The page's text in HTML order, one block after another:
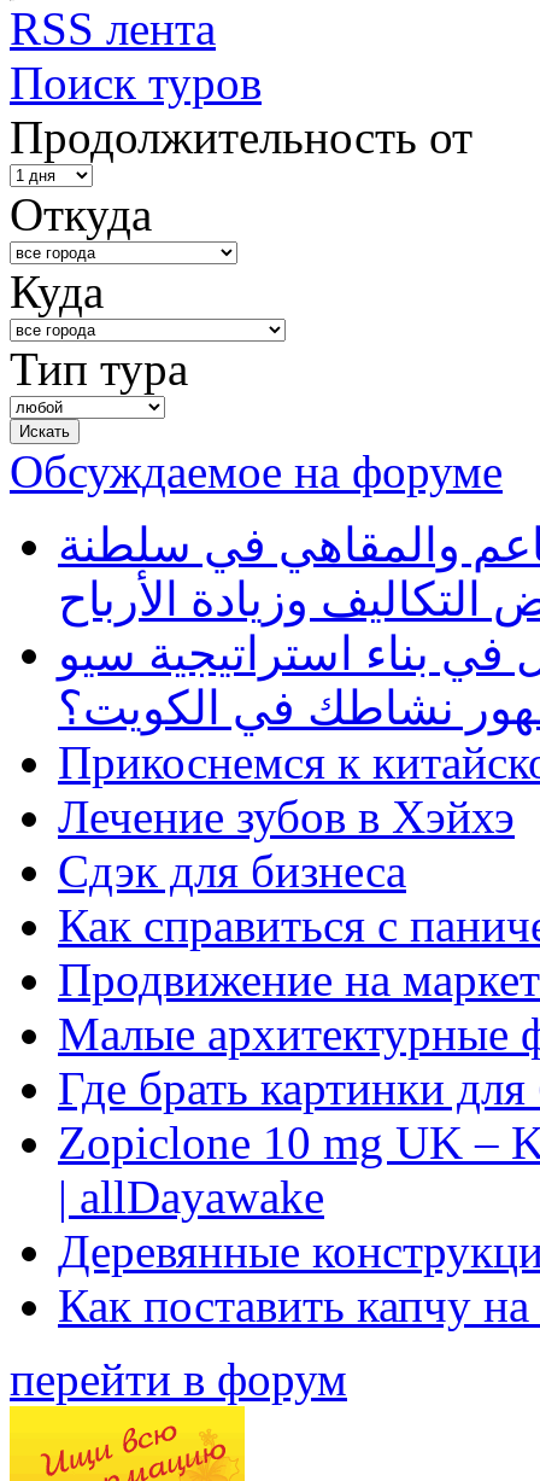
RSS лента
Поиск туров
Продолжительность от
Откуда
Куда
Тип тура
Обсуждаемое на форуме
والمقاهي في سلطنة
وزيادة الأرباح
بناء استراتيجية سيو
نشاطك في الكويت؟
Прикоснемся к
Лечение зубов в Хэйхэ
Сдэк для бизнеса
Как справиться с
Продвижение на
Малые архитектурные
Где брать картинки
Zopiclone 10 mg UK –
| allDayawake
Деревянные
Как поставить капчу
перейти в форум